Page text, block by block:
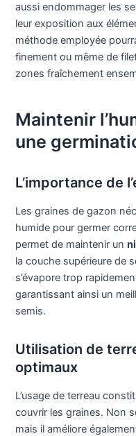
aussi endommager les
leur exposition aux
méthode employée
finement ou même de
zones fraîchement
Maintenir
une
L’importance de
Les graines de gazon
humide pour germer
permet de maintenir un
la couche supérieure de
s’évapore trop
garantissant ainsi un
semis.
Utilisation de
optimaux
L’usage de terreau
couvrir les graines. Non
mais il améliore